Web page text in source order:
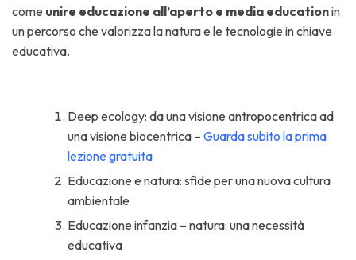
come unire educazione all’aperto e media educationin
un percorso che valorizza la natura e le tecnologie in chiave
educativa.
Deep ecology: da una visione antropocentrica ad
una visione biocentrica – Guarda subito la prima
lezione gratuita
Educazione e natura: sfide per una nuova cultura
ambientale
Educazione infanzia – natura: una necessità
educativa